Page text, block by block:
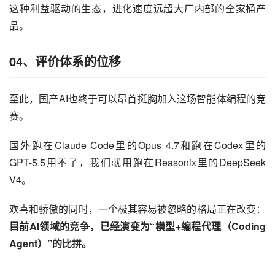
这种利益驱动的生态，进化速度远超大厂内部的全家桶产
品。
04、 评价体系的位移
至此，国产AI也终于可以昂首挺胸加入这场智能体编程的竞
赛。
国外跑在Claude Code里的Opus 4.7和跑在Codex里的
GPT-5.5用不了，我们就用跑在Reasonix里的DeepSeek
V4。
欢喜和骄傲的同时，一个极其容易被忽略的格局正在改变：
目前AI领域的竞争，已经演变为“模型+编程代理（Coding
Agent）”的比拼。